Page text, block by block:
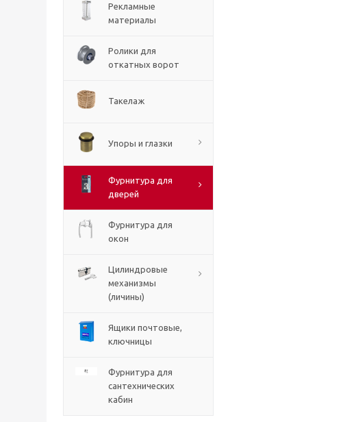
Рекламные
материалы
Ролики для
откатных ворот
Такелаж
Упоры и глазки
Фурнитура для
дверей
Фурнитура для
окон
Цилиндровые
механизмы
(личины)
Ящики почтовые,
ключницы
Фурнитура для
сантехнических
кабин